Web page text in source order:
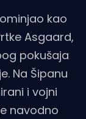
kao
Asgaard,
pokušaja
Na Šipanu
i vojni
navodno